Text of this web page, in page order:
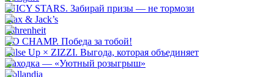
JUICY STARS. Забирай призы — не тормози
Max & Jack’s
Fahrenheit
GO CHAMP. Победа за тобой!
Pulse Up × ZIZZI. Выгода, которая объединяет
Находка — «Уютный розыгрыш»
Hollandia